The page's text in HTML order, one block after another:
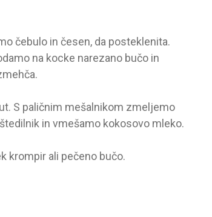
čebulo in česen, da posteklenita.
na kocke narezano bučo in
S paličnim mešalnikom zmeljemo
in vmešamo kokosovo mleko.
krompir ali pečeno bučo.